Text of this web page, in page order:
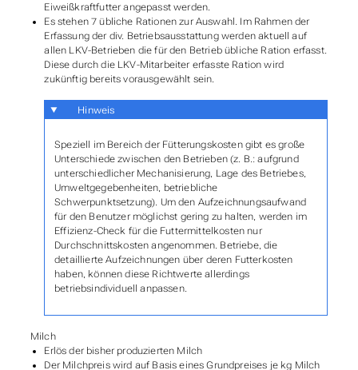
Eiweißkraftfutter angepasst werden.
Es stehen 7 übliche Rationen zur Auswahl. Im Rahmen der
Erfassung der div. Betriebsausstattung werden aktuell auf
allen LKV-Betrieben die für den Betrieb übliche Ration erfasst.
Diese durch die LKV-Mitarbeiter erfasste Ration wird
zukünftig bereits vorausgewählt sein.
Hinweis
Speziell im Bereich der Fütterungskosten gibt es große
Unterschiede zwischen den Betrieben (z. B.: aufgrund
unterschiedlicher Mechanisierung, Lage des Betriebes,
Umweltgegebenheiten, betriebliche
Schwerpunktsetzung). Um den Aufzeichnungsaufwand
für den Benutzer möglichst gering zu halten, werden im
Effizienz-Check für die Futtermittelkosten nur
Durchschnittskosten angenommen. Betriebe, die
detaillierte Aufzeichnungen über deren Futterkosten
haben, können diese Richtwerte allerdings
betriebsindividuell anpassen.
Milch
Erlös der bisher produzierten Milch
Der Milchpreis wird auf Basis eines Grundpreises je kg Milch